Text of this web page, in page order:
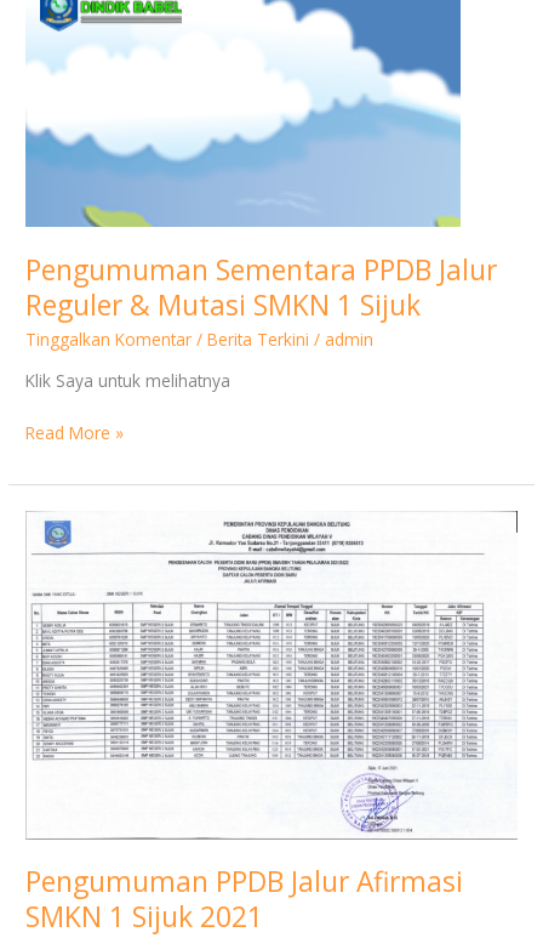
Pengumuman Sementara PPDB Jalur
Reguler & Mutasi SMKN 1 Sijuk
Tinggalkan Komentar /Berita Terkini / admin
Klik Saya untuk melihatnya
Sementara
Jalur
&
Mutasi
Sijuk
Read More »
Pengumuman PPDB Jalur Afirmasi
SMKN 1 Sijuk 2021
Pengumuman
PPDB
Afirmasi
SMKN
1
Sijuk
2021